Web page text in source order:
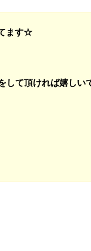
ます☆
て頂ければ嬉しい